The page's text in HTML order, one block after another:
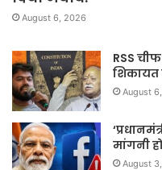
August 6, 2026
RSS
शिकायत
August
मांगनी
August